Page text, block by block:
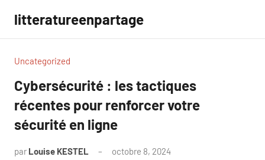
contenu
litteratureenpartage
Uncategorized
Cybersécurité : les tactiques
récentes pour renforcer votre
sécurité en ligne
par Louise KESTEL octobre 8, 2024